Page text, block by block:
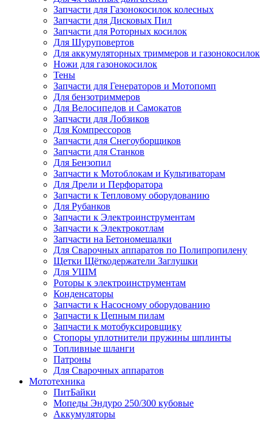
Запчасти для Газонокосилок колесных
Запчасти для Дисковых Пил
Запчасти для Роторных косилок
Для Шуруповертов
Для аккумуляторных триммеров и газонокосилок
Ножи для газонокосилок
Тены
Запчасти для Генераторов и Мотопомп
Для бензотриммеров
Для Велосипедов и Самокатов
Запчасти для Лобзиков
Для Компрессоров
Запчасти для Снегоуборщиков
Запчасти для Станков
Для Бензопил
Запчасти к Мотоблокам и Культиваторам
Для Дрели и Перфоратора
Запчасти к Тепловому оборудованию
Для Рубанков
Запчасти к Электроинструментам
Запчасти к Электрокотлам
Запчасти на Бетономешалки
Для Сварочных аппаратов по Полипропилену
Щетки Щёткодержатели Заглушки
Для УШМ
Роторы к электроинструментам
Конденсаторы
Запчасти к Насосному оборудованию
Запчасти к Цепным пилам
Запчасти к мотобуксировщику
Стопоры уплотнители пружины шплинты
Топливные шланги
Патроны
Для Сварочных аппаратов
Мототехника
ПитБайки
Мопеды Эндуро 250/300 кубовые
Аккумуляторы